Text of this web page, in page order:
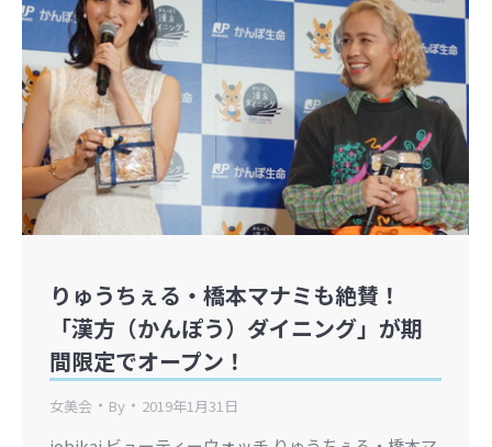
りゅうちぇる・橋本マナミも絶賛！
「漢方（かんぽう）ダイニング」が期
間限定でオープン！
女美会 By 2019年1月31日